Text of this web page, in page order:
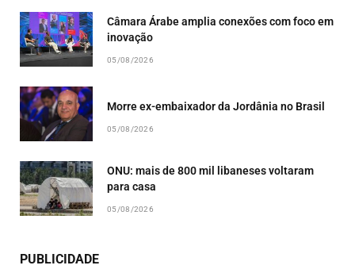
Câmara Árabe amplia conexões com foco em
inovação
05/08/2026
Morre ex-embaixador da Jordânia no Brasil
05/08/2026
ONU: mais de 800 mil libaneses voltaram
para casa
05/08/2026
PUBLICIDADE